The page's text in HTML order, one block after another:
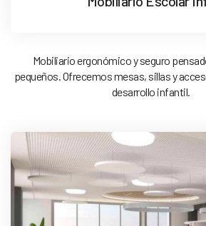
Mobiliario ergonómico y seguro
pequeños. Ofrecemos mesas, sillas y
desarrollo infantil.